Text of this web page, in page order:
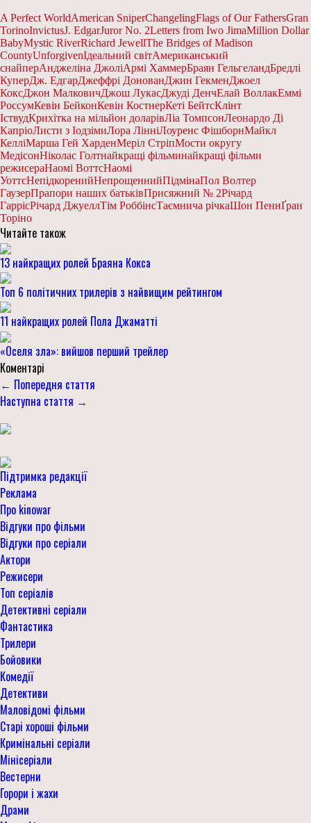
A Perfect WorldAmerican SniperChangelingFlags of Our FathersGran
TorinoInvictusJ. EdgarJuror No. 2Letters from Iwo JimaMillion Dollar
BabyMystic RiverRichard JewellThe Bridges of Madison
CountyUnforgivenІдеальний світАмериканський
снайперАнджеліна ДжоліАрмі ХаммерБраян ГельгеландБредлі
КуперДж. ЕдгарДжеффрі ДонованДжин ГекменДжоел
КоксДжон МалковичДжош ЛукасДжуді ДенчЕлай ВоллакЕммі
РоссумКевін БейконКевін КостнерКеті БейтсКлінт
ІствудКрихітка на мільйон доларівЛіа ТомпсонЛеонардо Ді
КапріоЛисти з ІодзімиЛора ЛінніЛоуренс ФішборнМайкл
КелліМарша Гей ХарденМеріл СтріпМости округу
МедісонНіколас Голтнайкращі фільминайкращі фільми
режисераНаомі ВоттсНаомі
УоттсНепідкоренийНепрощеннийПідмінаПол Волтер
ГаузерПрапори наших батьківПрисяжний № 2Річард
ГаррісРічард ДжуеллТім РоббінсТаємнича річкаШон ПеннҐран
Торіно
Читайте також
13 найкращих ролей Браяна Кокса
Топ 6 політичних трилерів з найвищим рейтингом
11 найкращих ролей Пола Джаматті
«Оселя зла»: вийшов перший трейлер
Коментарі
← Попередня стаття
Наступна стаття →
Підтримка редакції
Реклама
Про kinowar
Відгуки про фільми
Відгуки про серіали
Актори
Режисери
Топ серіалів
Детективні серіали
Фантастика
Трилери
Бойовики
Комедії
Детективи
Маловідомі фільми
Старі хороші фільми
Кримінальні серіали
Мінісеріали
Вестерни
Горори і жахи
Драми